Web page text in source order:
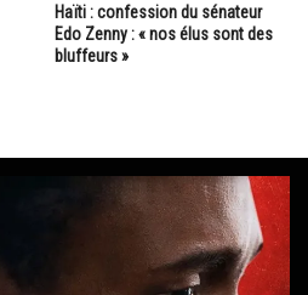
Haïti : confession du sénateur
Edo Zenny : « nos élus sont des
bluffeurs »